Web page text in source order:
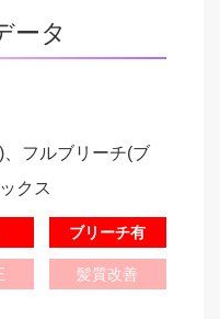
ータ
フルブリーチ(ブ
クス
ブリーチ有
髪質改善